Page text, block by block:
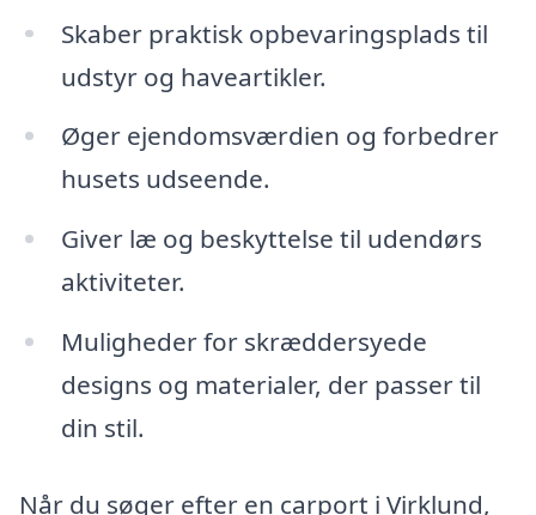
Skaber praktisk opbevaringsplads til
udstyr og haveartikler.
Øger ejendomsværdien og forbedrer
husets udseende.
Giver læ og beskyttelse til udendørs
aktiviteter.
Muligheder for skræddersyede
designs og materialer, der passer til
din stil.
Når du søger efter en carport i Virklund,